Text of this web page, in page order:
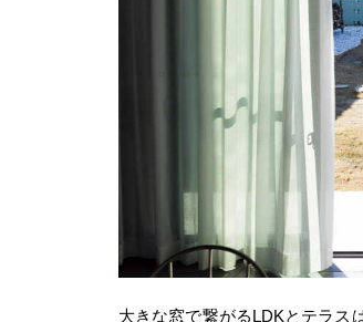
大きな窓で繋がるLDKとテラス